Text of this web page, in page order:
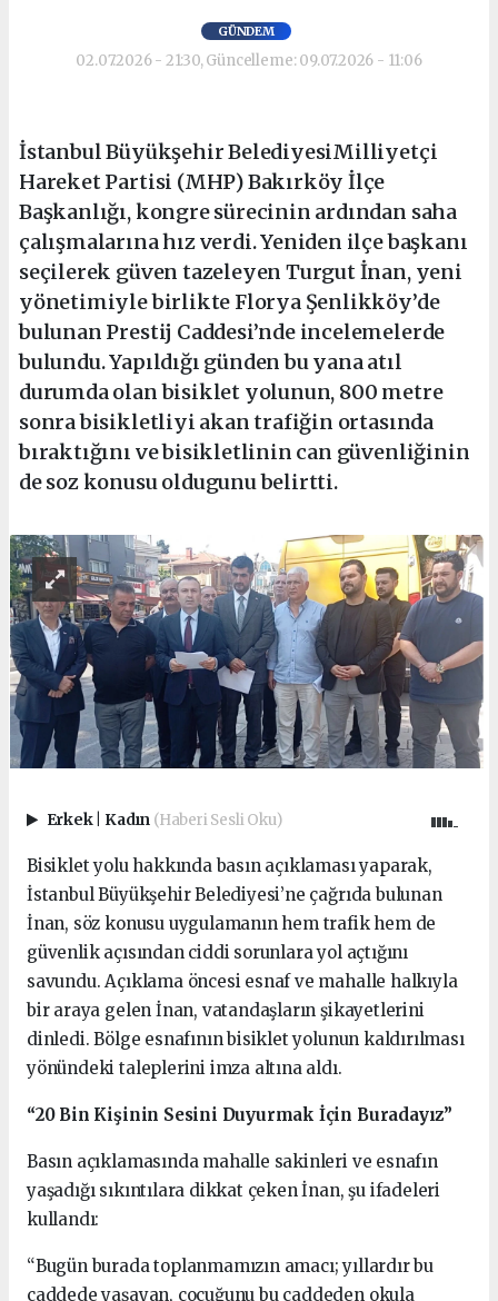
GÜNDEM
02.07.2026 - 21:30, Güncelleme: 09.07.2026 - 11:06
İstanbul Büyükşehir BelediyesiMilliyetçi
Hareket Partisi (MHP) Bakırköy İlçe
Başkanlığı, kongre sürecinin ardından saha
çalışmalarına hız verdi. Yeniden ilçe başkanı
seçilerek güven tazeleyen Turgut İnan, yeni
yönetimiyle birlikte Florya Şenlikköy’de
bulunan Prestij Caddesi’nde incelemelerde
bulundu. Yapıldığı günden bu yana atıl
durumda olan bisiklet yolunun, 800 metre
sonra bisikletliyi akan trafiğin ortasında
bıraktığını ve bisikletlinin can güvenliğinin
de soz konusu oldugunu belirtti.
Erkek Kadın (Haberi Sesli Oku)
Bisiklet yolu hakkında basın açıklaması yaparak,
İstanbul Büyükşehir Belediyesi’ne çağrıda bulunan
İnan, söz konusu uygulamanın hem trafik hem de
güvenlik açısından ciddi sorunlara yol açtığını
savundu. Açıklama öncesi esnaf ve mahalle halkıyla
bir araya gelen İnan, vatandaşların şikayetlerini
dinledi. Bölge esnafının bisiklet yolunun kaldırılması
yönündeki taleplerini imza altına aldı.
“20 Bin Kişinin Sesini Duyurmak İçin Buradayız”
Basın açıklamasında mahalle sakinleri ve esnafın
yaşadığı sıkıntılara dikkat çeken İnan, şu ifadeleri
kullandı:
“Bugün burada toplanmamızın amacı; yıllardır bu
caddede yaşayan, çocuğunu bu caddeden okula